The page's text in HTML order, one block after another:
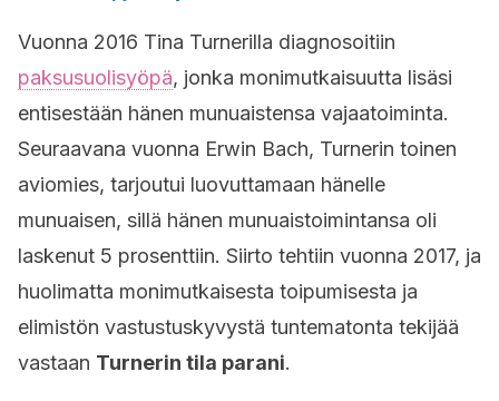
Vuonna 2016 Tina Turnerilla diagnosoitiin
paksusuolisyöpä, jonka monimutkaisuutta lisäsi
entisestään hänen munuaistensa vajaatoiminta.
Seuraavana vuonna Erwin Bach, Turnerin toinen
aviomies, tarjoutui luovuttamaan hänelle
munuaisen, sillä hänen munuaistoimintansa oli
laskenut 5 prosenttiin. Siirto tehtiin vuonna 2017, ja
huolimatta monimutkaisesta toipumisesta ja
elimistön vastustuskyvystä tuntematonta tekijää
vastaan Turnerin tila parani.